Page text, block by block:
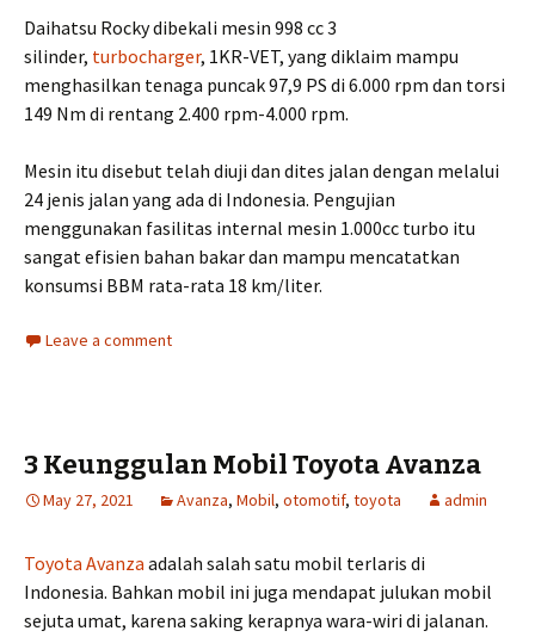
Daihatsu Rocky dibekali mesin 998 cc 3
silinder, turbocharger, 1KR-VET, yang diklaim mampu
menghasilkan tenaga puncak 97,9 PS di 6.000 rpm dan torsi
149 Nm di rentang 2.400 rpm-4.000 rpm.
Mesin itu disebut telah diuji dan dites jalan dengan melalui
24 jenis jalan yang ada di Indonesia. Pengujian
menggunakan fasilitas internal mesin 1.000cc turbo itu
sangat efisien bahan bakar dan mampu mencatatkan
konsumsi BBM rata-rata 18 km/liter.
Leave a comment
3 Keunggulan Mobil Toyota Avanza
May 27, 2021 Avanza, Mobil, otomotif, toyota admin
Toyota Avanza adalah salah satu mobil terlaris di
Indonesia. Bahkan mobil ini juga mendapat julukan mobil
sejuta umat, karena saking kerapnya wara-wiri di jalanan.